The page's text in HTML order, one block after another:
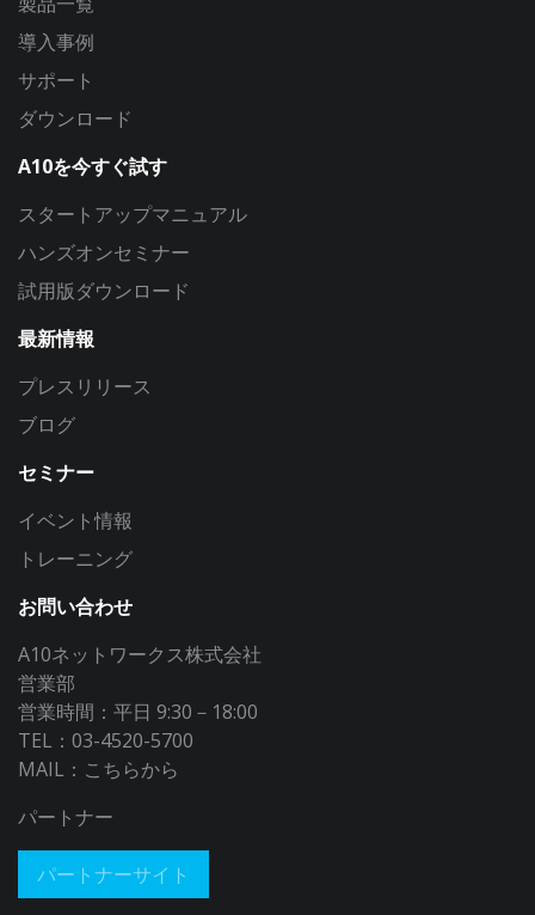
導入事例
サポート
ダウンロード
A10を今すぐ試す
スタートアップマニュアル
ハンズオンセミナー
試用版ダウンロード
最新情報
プレスリリース
ブログ
セミナー
イベント情報
トレーニング
お問い合わせ
A10ネットワークス株式会社
営業部
営業時間：平日 9:30－18:00
TEL：03-4520-5700
MAIL： こちらから
パートナー
パートナーサイト